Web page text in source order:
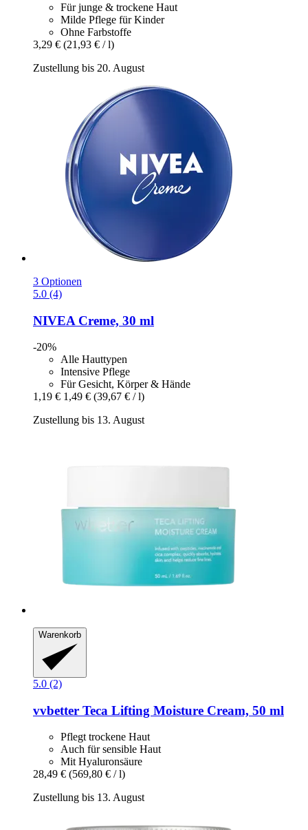
Für junge & trockene Haut
Milde Pflege für Kinder
Ohne Farbstoffe
3,29 € (21,93 € / l)
Zustellung bis 20. August
3 Optionen
5.0 (4)
NIVEA Creme, 30 ml
-20%
Alle Hauttypen
Intensive Pflege
Für Gesicht, Körper & Hände
1,19 € 1,49 € (39,67 € / l)
Zustellung bis 13. August
Warenkorb
5.0 (2)
vvbetter Teca Lifting Moisture Cream, 50 ml
Pflegt trockene Haut
Auch für sensible Haut
Mit Hyaluronsäure
28,49 € (569,80 € / l)
Zustellung bis 13. August